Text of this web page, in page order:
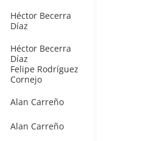
Héctor Becerra
Díaz
Héctor Becerra
Díaz
Felipe Rodríguez
Cornejo
Alan Carreño
Alan Carreño